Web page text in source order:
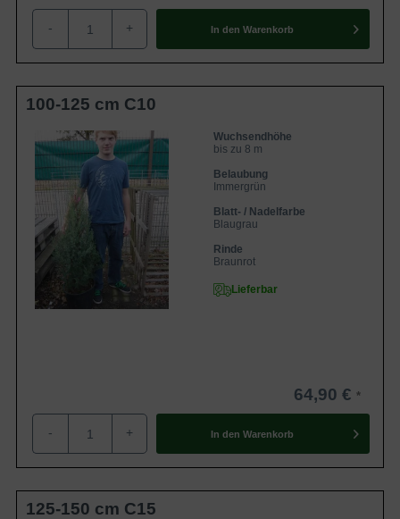
- + In den Warenkorb
100-125 cm C10
Wuchsendhöhe
bis zu 8 m
Belaubung
Immergrün
Blatt- / Nadelfarbe
Blaugrau
Rinde
Braunrot
Lieferbar
64,90 €
- + In den Warenkorb
125-150 cm C15